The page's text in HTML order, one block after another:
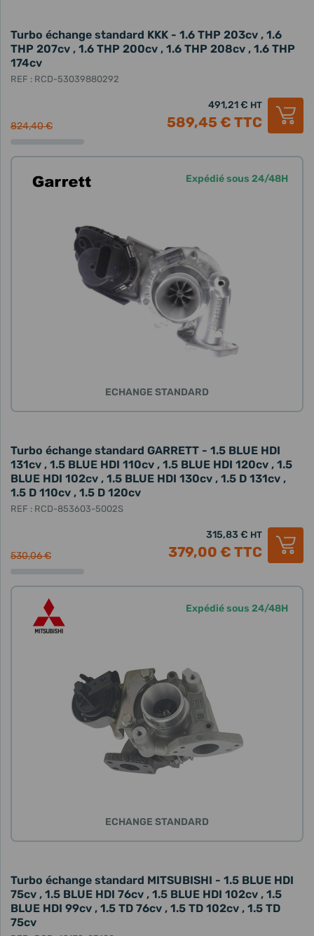
Turbo échange standard KKK - 1.6 THP 203cv , 1.6
THP 207cv , 1.6 THP 200cv , 1.6 THP 208cv , 1.6 THP
174cv
REF : RCD-53039880292
824,40 €
491,21 € HT
589,45 € TTC
Expédié sous 24/48H
ECHANGE STANDARD
Turbo échange standard GARRETT - 1.5 BLUE HDI
131cv , 1.5 BLUE HDI 110cv , 1.5 BLUE HDI 120cv , 1.5
BLUE HDI 102cv , 1.5 BLUE HDI 130cv , 1.5 D 131cv ,
1.5 D 110cv , 1.5 D 120cv
REF : RCD-853603-5002S
530,06 €
315,83 € HT
379,00 € TTC
Expédié sous 24/48H
ECHANGE STANDARD
Turbo échange standard MITSUBISHI - 1.5 BLUE HDI
75cv , 1.5 BLUE HDI 76cv , 1.5 BLUE HDI 102cv , 1.5
BLUE HDI 99cv , 1.5 TD 76cv , 1.5 TD 102cv , 1.5 TD
75cv